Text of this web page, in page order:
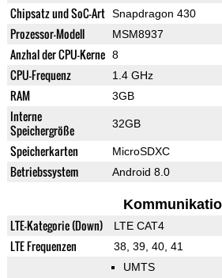
Chipsatz und SoC-Art Snapdragon 430
Prozessor-Modell MSM8937
Anzhal der CPU-Kerne 8
CPU-Frequenz 1.4 GHz
RAM 3GB
Interne
Speichergröße
32GB
Speicherkarten MicroSDXC
Betriebssystem Android 8.0
LTE-Kategorie (Down) LTE CAT4
LTE Frequenzen 38, 39, 40, 41
UMTS